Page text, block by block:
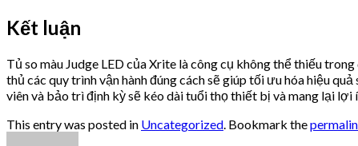
Kết luận
Tủ so màu Judge LED của Xrite là công cụ không thể thiếu
thủ các quy trình vận hành đúng cách sẽ giúp tối ưu hóa hiệu
viên và bảo trì định kỳ sẽ kéo dài tuổi thọ thiết bị và mang lại
This entry was posted in Uncategorized . Bookmark the